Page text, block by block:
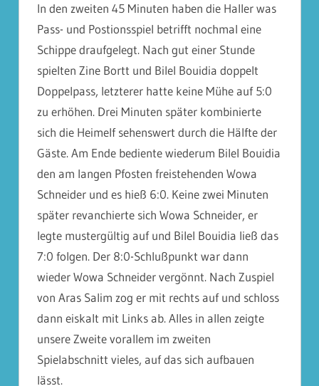
In den zweiten 45 Minuten haben die Haller was
Pass- und Postionsspiel betrifft nochmal eine
Schippe draufgelegt. Nach gut einer Stunde
spielten Zine Bortt und Bilel Bouidia doppelt
Doppelpass, letzterer hatte keine Mühe auf 5:0
zu erhöhen. Drei Minuten später kombinierte
sich die Heimelf sehenswert durch die Hälfte der
Gäste. Am Ende bediente wiederum Bilel Bouidia
den am langen Pfosten freistehenden Wowa
Schneider und es hieß 6:0. Keine zwei Minuten
später revanchierte sich Wowa Schneider, er
legte mustergültig auf und Bilel Bouidia ließ das
7:0 folgen. Der 8:0-Schlußpunkt war dann
wieder Wowa Schneider vergönnt. Nach Zuspiel
von Aras Salim zog er mit rechts auf und schloss
dann eiskalt mit Links ab. Alles in allen zeigte
unsere Zweite vorallem im zweiten
Spielabschnitt vieles, auf das sich aufbauen
lässt.